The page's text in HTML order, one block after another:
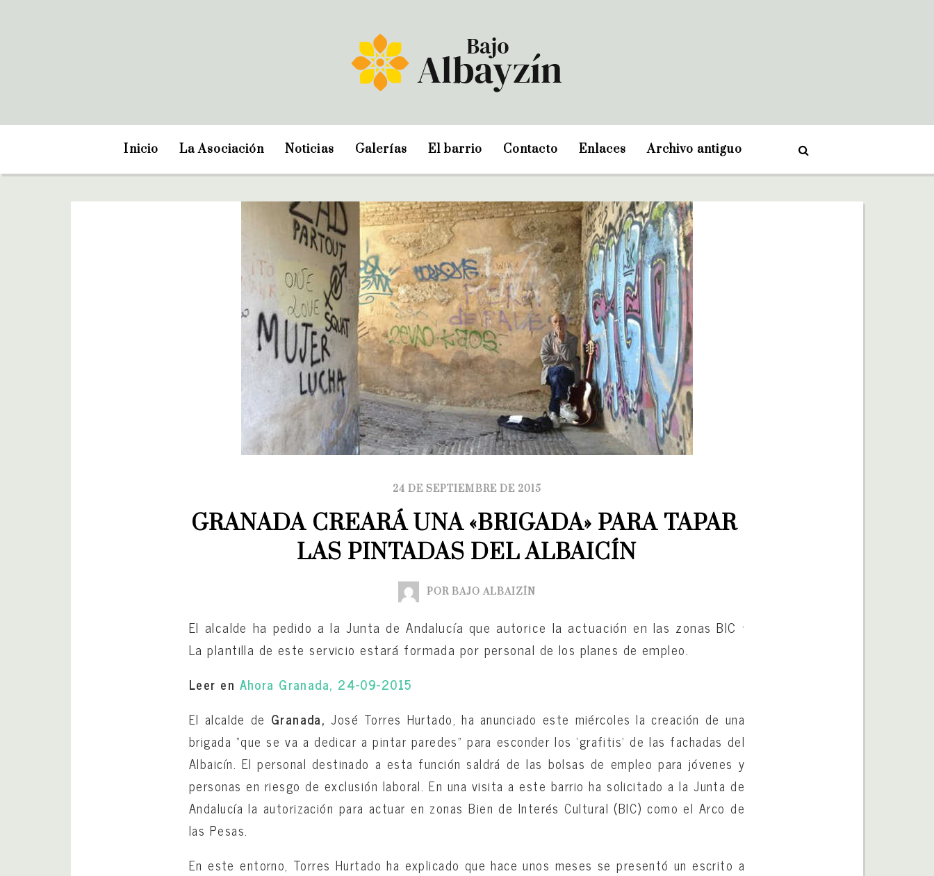
Inicio La Asociación Noticias Galerías El barrio Contacto Enlaces Archivo antiguo
24 DE SEPTIEMBRE DE 2015
GRANADA CREARÁ UNA «BRIGADA» PARA TAPAR
LAS PINTADAS DEL ALBAICÍN
POR BAJO ALBAIZÍN
El alcalde ha pedido a la Junta de Andalucía que autorice la actuación en las zonas BIC ·
La plantilla de este servicio estará formada por personal de los planes de empleo.
Leer en Ahora Granada, 24-09-2015
El alcalde de Granada, José Torres Hurtado, ha anunciado este miércoles la creación de una
brigada “que se va a dedicar a pintar paredes” para esconder los ‘grafitis’ de las fachadas del
Albaicín. El personal destinado a esta función saldrá de las bolsas de empleo para jóvenes y
personas en riesgo de exclusión laboral. En una visita a este barrio ha solicitado a la Junta de
Andalucía la autorización para actuar en zonas Bien de Interés Cultural (BIC) como el Arco de
las Pesas.
En este entorno, Torres Hurtado ha explicado que hace unos meses se presentó un escrito a